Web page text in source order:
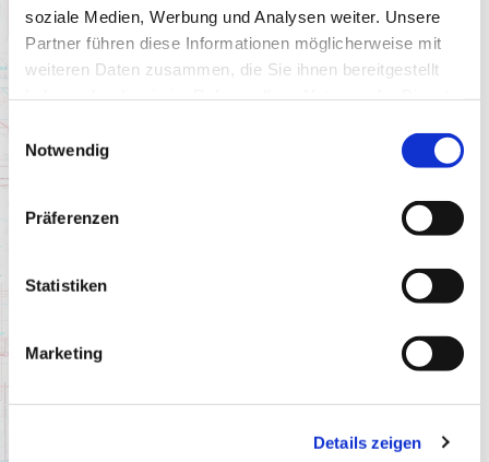
soziale Medien, Werbung und Analysen weiter. Unsere
Partner führen diese Informationen möglicherweise mit
weiteren Daten zusammen, die Sie ihnen bereitgestellt
Einwilligungsauswahl
Notwendig
Präferenzen
Statistiken
Marketing
Details zeigen